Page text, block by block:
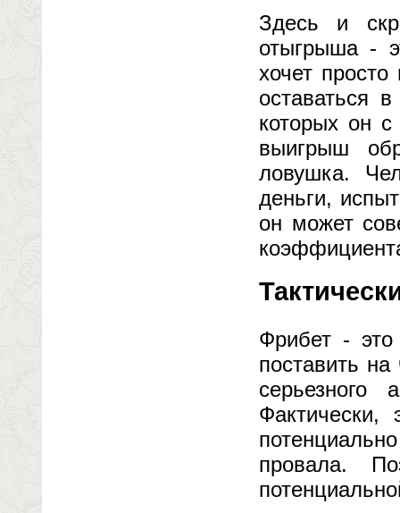
Здесь и
отыгрыша -
хочет
оставаться
которых он
выигрыш
ловушка.
деньги,
он может
Фрибет -
поставить
Фактически,
провала.